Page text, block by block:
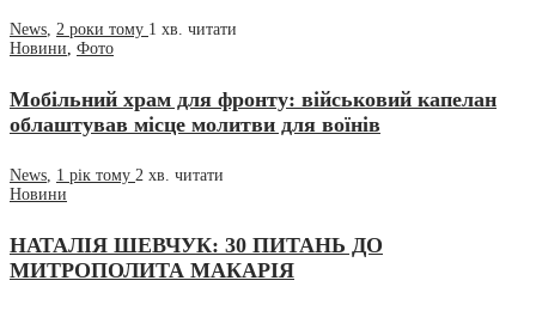
News, 2 роки тому 1 хв. читати
Новини, Фото
Мобільний храм для фронту: військовий капелан
облаштував місце молитви для воїнів
News, 1 рік тому 2 хв. читати
Новини
НАТАЛІЯ ШЕВЧУК: 30 ПИТАНЬ ДО
МИТРОПОЛИТА МАКАРІЯ